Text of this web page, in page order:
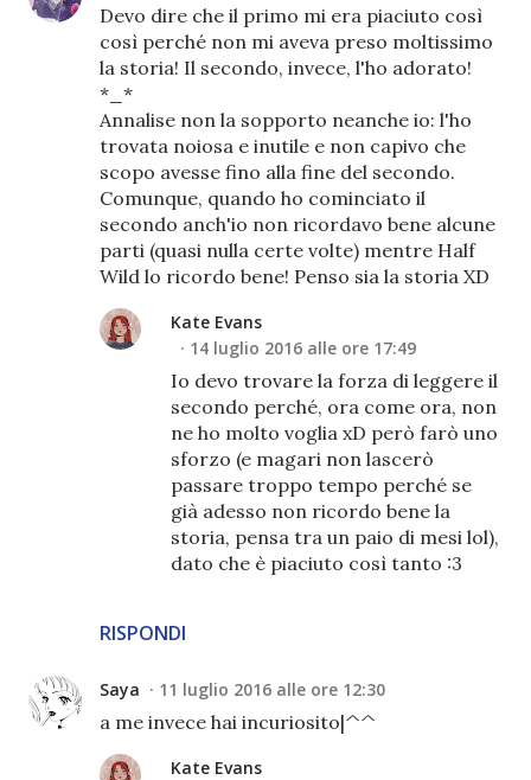
Devo dire che il primo mi era piaciuto così
così perché non mi aveva preso moltissimo
la storia! Il secondo, invece, l'ho adorato!
*_*
Annalise non la sopporto neanche io: l'ho
trovata noiosa e inutile e non capivo che
scopo avesse fino alla fine del secondo.
Comunque, quando ho cominciato il
secondo anch'io non ricordavo bene alcune
parti (quasi nulla certe volte) mentre Half
Wild lo ricordo bene! Penso sia la storia XD
RISPONDI
Kate Evans
14 luglio 2016 alle ore 17:49
Io devo trovare la forza di leggere il
secondo perché, ora come ora, non
ne ho molto voglia xD però farò uno
sforzo (e magari non lascerò
passare troppo tempo perché se
già adesso non ricordo bene la
storia, pensa tra un paio di mesi lol),
dato che è piaciuto così tanto :3
Saya 11 luglio 2016 alle ore 12:30
a me invece hai incuriosito|^^
Kate Evans